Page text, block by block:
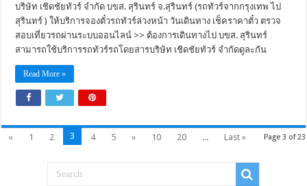
บริษัท เชิดชัยทัวร์ จำกัด บขส. สุรินทร์ จ.สุรินทร์ (รถทัวร์จากกรุงเทพ ไป
สุรินทร์ ) ให้บริการจองตั๋วรถทัวร์ล่วงหน้า วันเดินทาง เช็คราคาตั๋ว ตรวจ
สอบเที่ยวรถผ่านระบบออนไลน์ >> ต้องการเดินทางไป บขส. สุรินทร์
สามารถใช้บริการรถทัวร์รถโดยสารบริษัท เชิดชัยทัวร์ จำกัดดูละกัน
Read More »
Page 3 of 23
« 1 2 3 4 5 » 10 20 ... Last »